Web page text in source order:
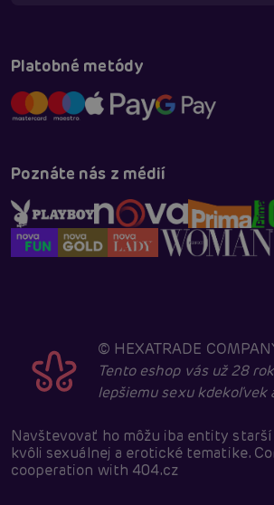
Platobné metódy
Poznáte nás z médií
© HEXATRADE
Tento eshop vás už 28
lepšiemu sexu kdekoľvek
Navštevovať ho môžu iba entity starší
kvôli sexuálnej a erotické tematike.
cooperation with 404.cz